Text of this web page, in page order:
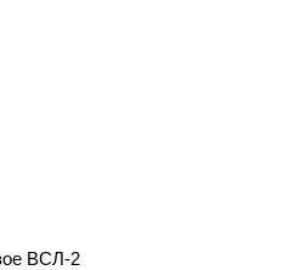
ВСЛ-2